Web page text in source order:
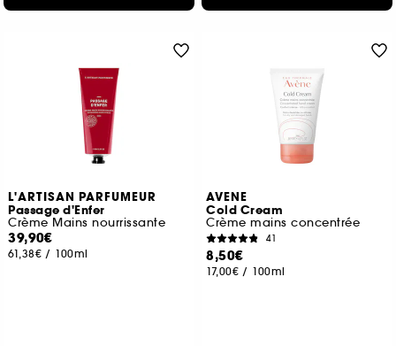
L'ARTISAN PARFUMEUR
Passage d'Enfer
Crème Mains nourrissante
39,90€
61,38€ / 100ml
AVENE
Cold Cream
Crème mains concentrée
41
8,50€
17,00€ / 100ml